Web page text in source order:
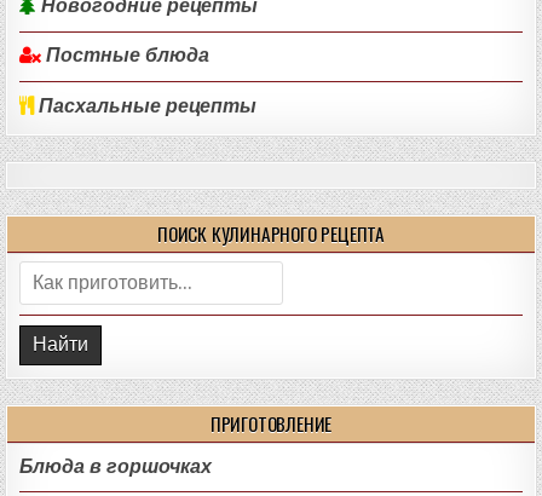
Новогодние рецепты
Постные блюда
Пасхальные рецепты
ПОИСК КУЛИНАРНОГО РЕЦЕПТА
Поиск:
ПРИГОТОВЛЕНИЕ
Блюда в горшочках